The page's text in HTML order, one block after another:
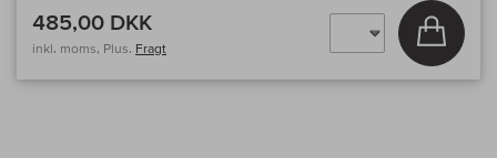
485,00 DKK
inkl. moms, Plus. Fragt
Læg i